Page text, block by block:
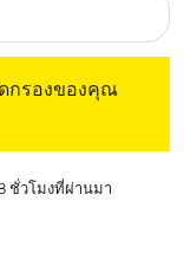
กรองของคุณ
ชั่วโมงที่ผ่านมา